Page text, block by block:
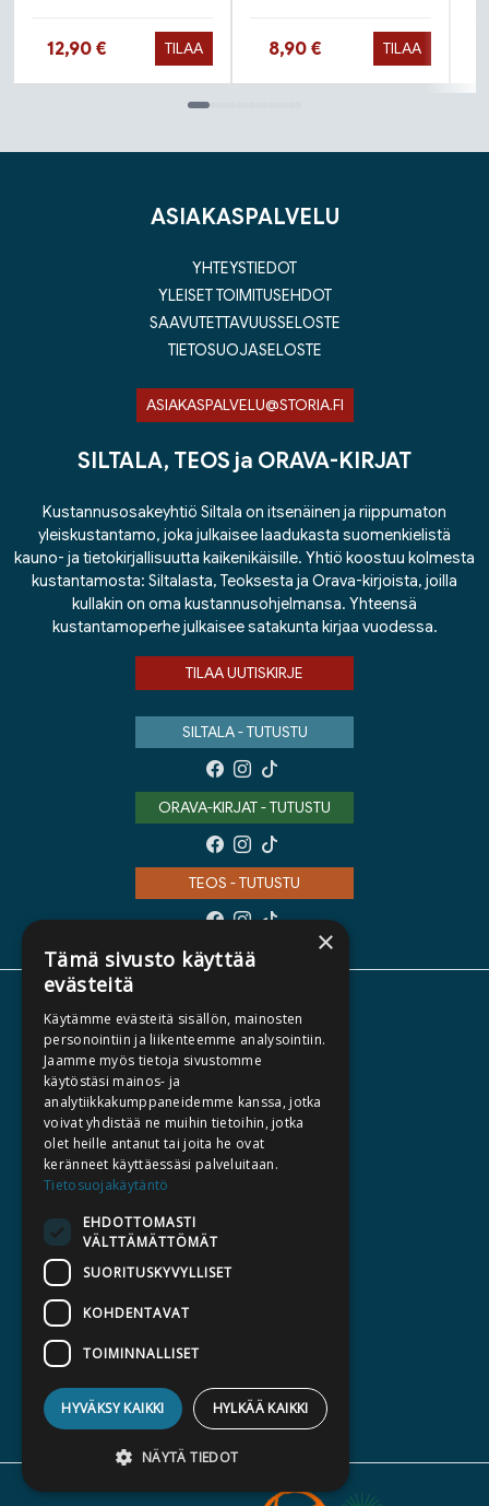
Hinta nyt
12,90 € TILAA Hinta nyt
8,90 € TILAA
ASIAKASPALVELU
YHTEYSTIEDOT
YLEISET TOIMITUSEHDOT
SAAVUTETTAVUUSSELOSTE
TIETOSUOJASELOSTE
ASIAKASPALVELU@STORIA.FI
SILTALA, TEOS ja ORAVA-KIRJAT
Kustannusosakeyhtiö Siltala on itsenäinen ja riippumaton
yleiskustantamo, joka julkaisee laadukasta suomenkielistä
kauno- ja tietokirjallisuutta kaikenikäisille. Yhtiö koostuu kolmesta
kustantamosta: Siltalasta, Teoksesta ja Orava-kirjoista, joilla
kullakin on oma kustannusohjelmansa. Yhteensä
kustantamoperhe julkaisee satakunta kirjaa vuodessa.
TILAA UUTISKIRJE
SILTALA - TUTUSTU
ORAVA-KIRJAT - TUTUSTU
TEOS - TUTUSTU
TIETOA MEISTÄ
TEKIJÄT
AJANKOHTAISTA
HALUATKO KIRJAILIJAKSI
E-JA ÄÄNIKIRJAT
ENNAKKOTILATTAVAT
LAHJAKORTTI
×
Tämä sivusto käyttää
evästeitä
Käytämme evästeitä sisällön, mainosten
personointiin ja liikenteemme analysointiin.
Jaamme myös tietoja sivustomme
käytöstäsi mainos- ja
analytiikkakumppaneidemme kanssa, jotka
voivat yhdistää ne muihin tietoihin, jotka
olet heille antanut tai joita he ovat
keränneet käyttäessäsi palveluitaan.
Tietosuojakäytäntö
EHDOTTOMASTI
VÄLTTÄMÄTTÖMÄT
SUORITUSKYVYLLISET
KOHDENTAVAT
TOIMINNALLISET
HYVÄKSY KAIKKI HYLKÄÄ KAIKKI
NÄYTÄ TIEDOT